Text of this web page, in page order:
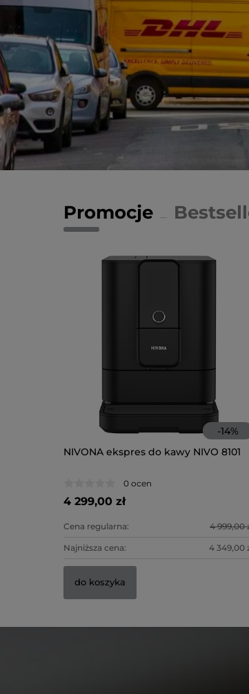
Promocje
-14%
NIVONA ekspres do kawy NIVO 8101
0 ocen
4 299,00 zł
Cena regularna: 4 999,00
Najniższa cena: 4 349,00
do koszyka